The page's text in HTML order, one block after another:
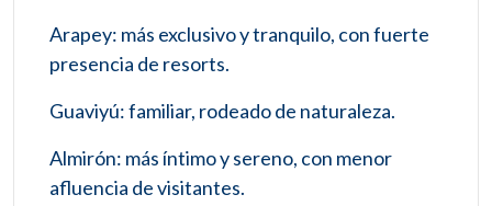
Arapey: más exclusivo y tranquilo, con fuerte
presencia de resorts.
Guaviyú: familiar, rodeado de naturaleza.
Almirón: más íntimo y sereno, con menor
afluencia de visitantes.